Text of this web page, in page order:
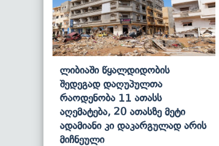
Ლიბიაში Წყალდიდობის
Შედეგად Დაღუპულთა
Რაოდენობა 11 Ათასს
Აღემატება, 20 Ათასზე Მეტი
Ადამიანი Კი Დაკარგულად Არის
Მიჩნეული